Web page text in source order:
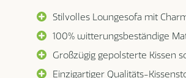
Stilvolles Loungesofa mit
100% witterungsbeständige
Großzügig gepolsterte Kissen
Einzigartiger Qualitäts-